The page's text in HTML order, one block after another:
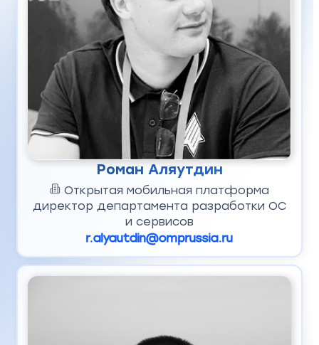
Роман Аляутдин
Открытая мобильная платформа
директор департамента разработки ОС
и сервисов
r.alyautdin@omprussia.ru